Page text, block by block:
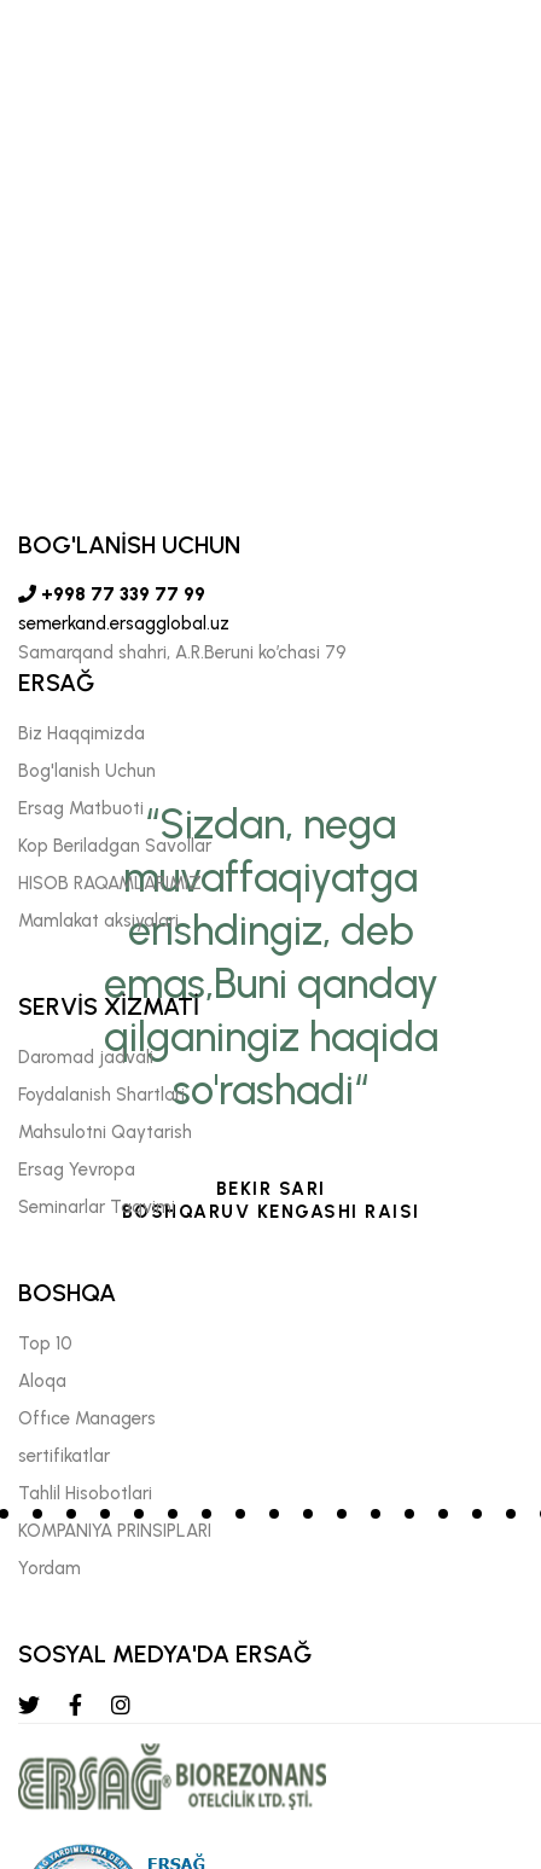
“Sizdan, nega
muvaffaqiyatga
erishdingiz, deb
emas,Buni qanday
qilganingiz haqida
so'rashadi“
BEKIR SARI
BOSHQARUV KENGASHI RAISI
BOG'LANİSH UCHUN
+998 77 339 77 99
semerkand.ersagglobal.uz
Samarqand shahri, A.R.Beruni ko’chasi 79
ERSAĞ
Biz Haqqimizda
Bog'lanish Uchun
Ersag Matbuoti
Kop Beriladgan Savollar
HISOB RAQAMLARIMIZ
Mamlakat aksiyalari
SERVİS XİZMATİ
Daromad jadvali
Foydalanish Shartlari
Mahsulotni Qaytarish
Ersag Yevropa
Seminarlar Taqvimi
BOSHQA
Top 10
Aloqa
Offıce Managers
sertifikatlar
Tahlil Hisobotlari
KOMPANIYA PRINSIPLARI
Yordam
SOSYAL MEDYA'DA ERSAĞ